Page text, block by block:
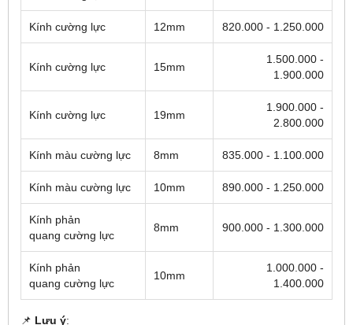
Kính cường lực 12mm 820.000 - 1.250.000
Kính cường lực 15mm
1.500.000 -
1.900.000
Kính cường lực 19mm
1.900.000 -
2.800.000
Kính màu cường lực 8mm 835.000 - 1.100.000
Kính màu cường lực 10mm 890.000 - 1.250.000
Kính phản
quang cường lực
8mm 900.000 - 1.300.000
Kính phản
quang cường lực
10mm
1.000.000 -
1.400.000
📌 Lưu ý: